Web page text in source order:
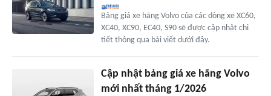
Bảng giá xe hãng Volvo của các dòng xe XC60,
XC40, XC90, EC40, S90 sẽ được cập nhật chi
tiết thông qua bài viết dưới đây.
Cập nhật bảng giá xe hãng Volvo
mới nhất tháng 1/2026